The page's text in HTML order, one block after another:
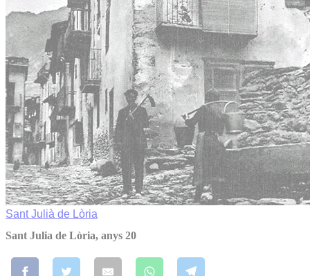
Sant Julià de Lòria
Sant Julia de Lòria, anys 20